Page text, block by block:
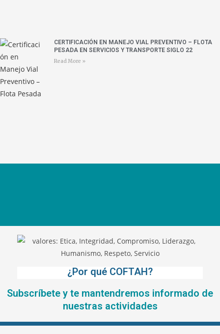
CERTIFICACIÓN EN MANEJO VIAL PREVENTIVO – FLOTA
PESADA EN SERVICIOS Y TRANSPORTE SIGLO 22
Read More »
¿Por qué COFTAH?
Subscríbete y te mantendremos informado de
nuestras actividades